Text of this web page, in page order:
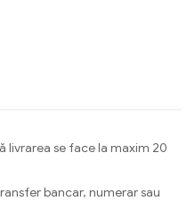
livrarea se face la maxim 20
bancar, numerar sau